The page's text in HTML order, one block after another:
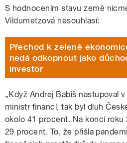
S hodnocením stavu země
Vildumetzová nesouhlasí:
Přechod k zelené
nedá odkopnout jako
investor
„Když Andrej Babiš nastupoval
ministr financí, tak byl dluh
okolo 41 procent. Na konci roku
29 procent. To, že přišla